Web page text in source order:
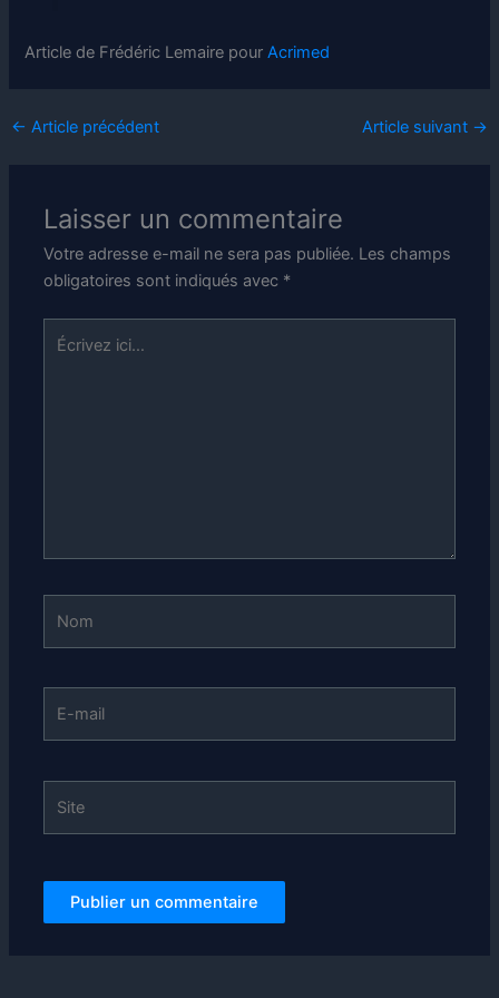
Article de Frédéric Lemaire pour Acrimed
← Article précédent Article suivant →
Laisser un commentaire
Votre adresse e-mail ne sera pas publiée. Les champs
obligatoires sont indiqués avec *
Écrivez
ici…